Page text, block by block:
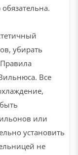
убирать
Все
или
установить
не